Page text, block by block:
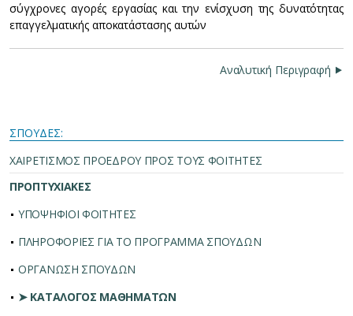
σύγχρονες αγορές εργασίας και την ενίσχυση της δυνατότητας
επαγγελματικής αποκατάστασης αυτών
Αναλυτική Περιγραφή ⯈
ΣΠΟΥΔΕΣ:
ΧΑΙΡΕΤΙΣΜΟΣ ΠΡΟΕΔΡΟΥ ΠΡΟΣ ΤΟΥΣ ΦΟΙΤΗΤΕΣ
ΠΡΟΠΤΥΧΙΑΚΕΣ
ΥΠΟΨΗΦΙΟΙ ΦΟΙΤΗΤΕΣ
ΠΛΗΡΟΦΟΡΙΕΣ ΓΙΑ ΤΟ ΠΡΟΓΡΑΜΜΑ ΣΠΟΥΔΩΝ
ΟΡΓΑΝΩΣΗ ΣΠΟΥΔΩΝ
➤ ΚΑΤΑΛΟΓΟΣ ΜΑΘΗΜΑΤΩΝ